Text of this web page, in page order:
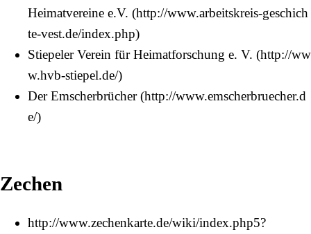
Heimatvereine e.V.
Stiepeler Verein für Heimatforschung e. V.
Der Emscherbrücher
Zechen
http://www.zechenkarte.de/wiki/index.php5?